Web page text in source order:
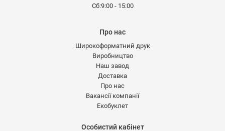
Сб:9:00 - 15:00
Про нас
Широкоформатний друк
Виробництво
Наш завод
Доставка
Про нас
Вакансії компанії
Екобуклет
Особистий кабінет